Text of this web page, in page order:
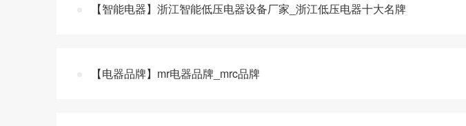
【智能电器】浙江智能低压电器设备厂家_浙江低压电器十大名牌
【电器品牌】mr电器品牌_mrc品牌